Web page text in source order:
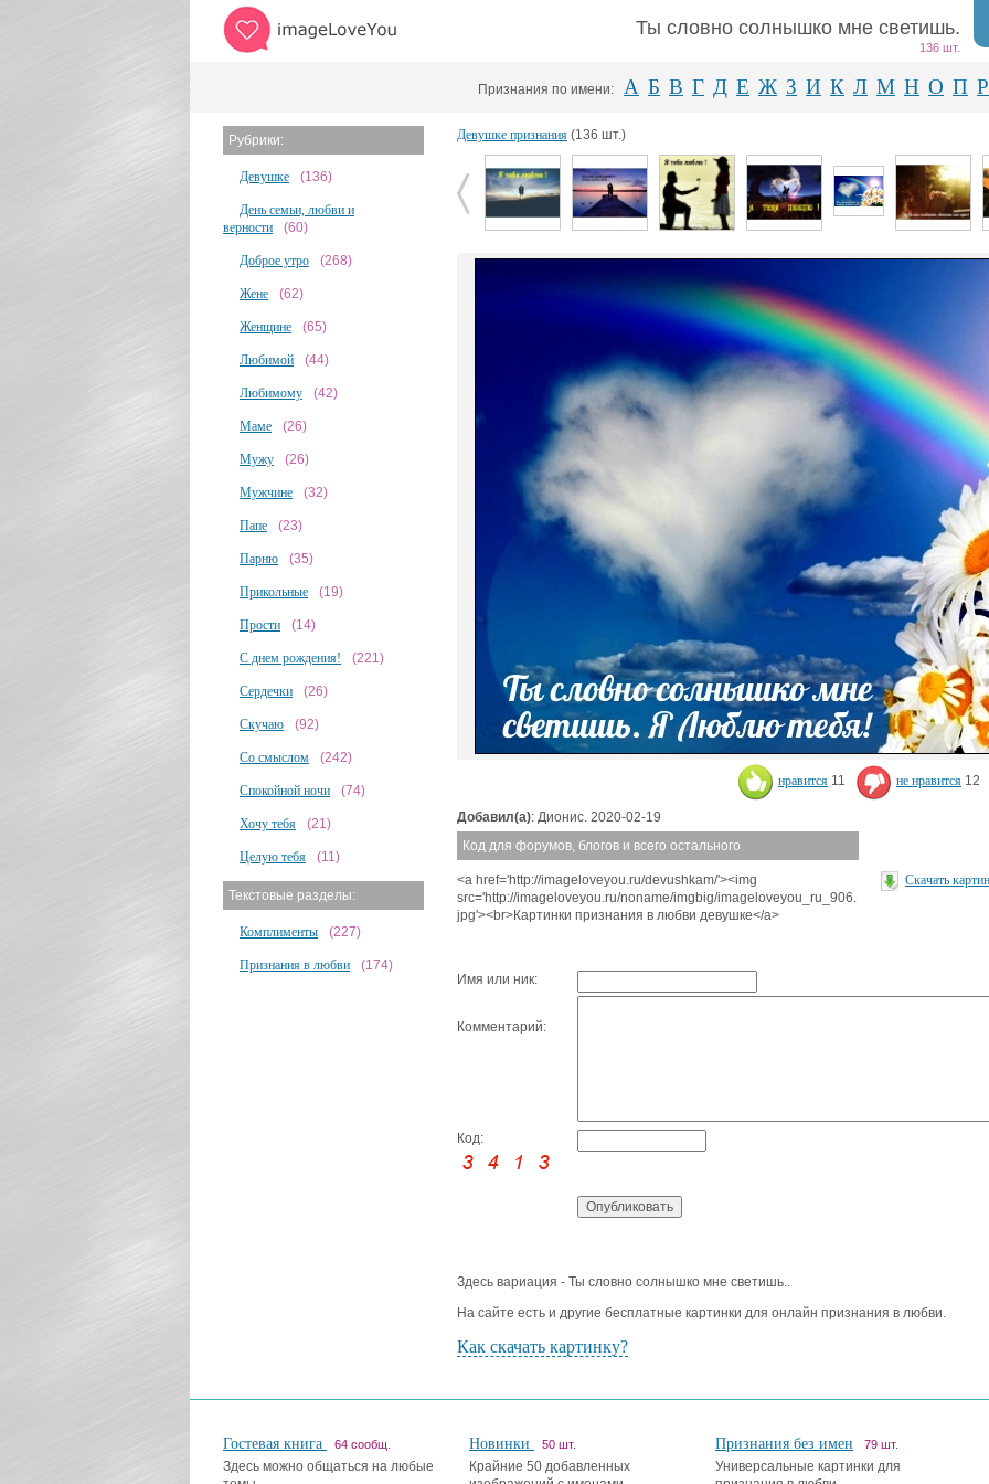
Ты словно солнышко мне светишь.
136 шт.
Признания по имени: А Б В Г Д Е Ж З И К Л М Н О П Р
Рубрики:
Девушке (136)
День семьи, любви и
верности
(60)
Доброе утро (268)
Жене (62)
Женщине (65)
Любимой (44)
Любимому (42)
Маме (26)
Мужу (26)
Мужчине (32)
Папе (23)
Парню (35)
Прикольные (19)
Прости (14)
С днем рождения! (221)
Сердечки (26)
Скучаю (92)
Со смыслом (242)
Спокойной ночи (74)
Хочу тебя (21)
Целую тебя (11)
Текстовые разделы:
Комплименты (227)
Признания в любви (174)
Девушке признания (136 шт.)
нравится 11 не нравится 12
Добавил(а): Дионис. 2020-02-19
Код для форумов, блогов и всего остального
<a href='http://imageloveyou.ru/devushkam/'><img
src='http://imageloveyou.ru/noname/imgbig/imageloveyou_ru_906.
jpg'><br>Картинки признания в любви девушке</a>
Скачать
Имя или ник:
Комментарий:
Код:
Здесь вариация - Ты словно солнышко мне светишь..
На сайте есть и другие бесплатные картинки для онлайн признания в любви.
Как скачать картинку?
Гостевая книга 64 сообщ.
Здесь можно общаться на любые
Новинки 50 шт.
Крайние 50 добавленных
Признания без имен 79 шт.
Универсальные картинки для